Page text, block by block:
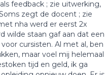
feedback ; zie uitwerking,
zegt de docent ; zie
nha werd er eerst 2x
wilde staan gaf aan dat een
cursisten. Al met al, ben
maar voel mij helemaal
tijd en geld, ik ga